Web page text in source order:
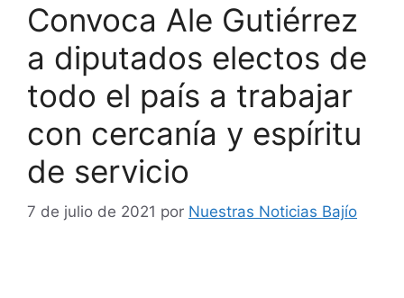
Convoca Ale Gutiérrez
a diputados electos de
todo el país a trabajar
con cercanía y espíritu
de servicio
7 de julio de 2021 por Nuestras Noticias Bajío